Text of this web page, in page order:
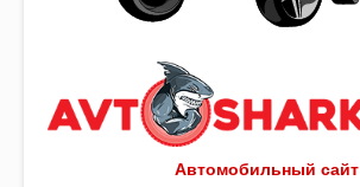
Автомобильный сайт